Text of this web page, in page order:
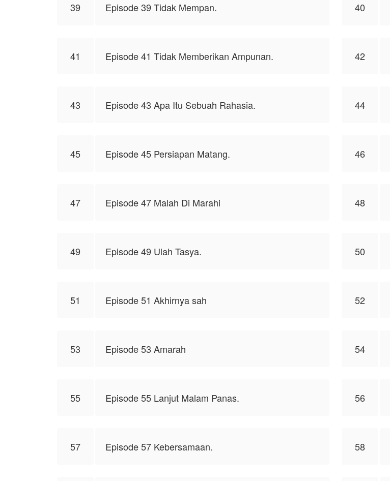
39 Episode 39 Tidak Mempan. 40
41 Episode 41 Tidak Memberikan Ampunan. 42
43 Episode 43 Apa Itu Sebuah Rahasia. 44
45 Episode 45 Persiapan Matang. 46
47 Episode 47 Malah Di Marahi 48
49 Episode 49 Ulah Tasya. 50
51 Episode 51 Akhirnya sah 52
53 Episode 53 Amarah 54
55 Episode 55 Lanjut Malam Panas. 56
57 Episode 57 Kebersamaan. 58